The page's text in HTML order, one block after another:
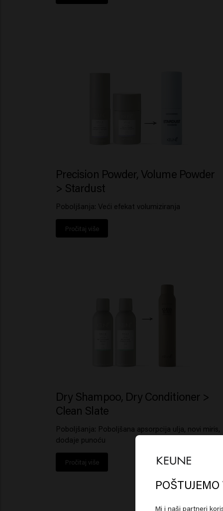
Precision Powder, Volume Powder
> Stardust
Poboljšanja: Veći efekat volumiziranja
Pročitaj više
Dry Shampoo, Dry Conditioner >
Clean Slate
Poboljšanja: Poboljšana apsorpcija ulja, novi miris,
dodaje punoću
Pročitaj više
Mi i naši partneri